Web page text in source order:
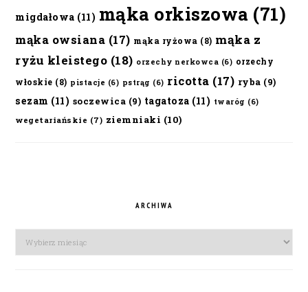
migdałowa (11) mąka orkiszowa (71)
mąka owsiana (17) mąka ryżowa (8) mąka z
ryżu kleistego (18) orzechy nerkowca (6) orzechy
włoskie (8) pistacje (6) pstrąg (6) ricotta (17) ryba (9)
sezam (11) soczewica (9) tagatoza (11) twaróg (6)
wegetariańskie (7) ziemniaki (10)
ARCHIWA
Archiwa